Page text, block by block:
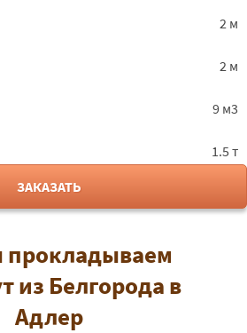
2 м
2 м
9 м3
1.5 т
ЗАКАЗАТЬ
прокладываем
из Белгорода в
Адлер